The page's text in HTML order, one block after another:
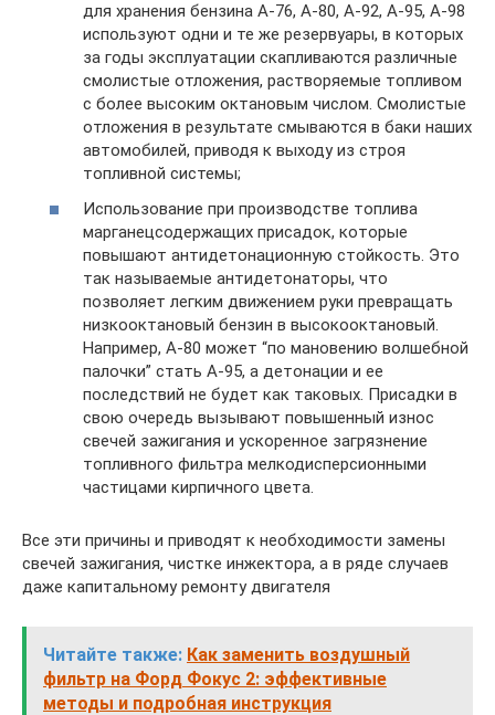
для хранения бензина А-76, А-80, А-92, А-95, А-98
используют одни и те же резервуары, в которых
за годы эксплуатации скапливаются различные
смолистые отложения, растворяемые топливом
с более высоким октановым числом. Смолистые
отложения в результате смываются в баки наших
автомобилей, приводя к выходу из строя
топливной системы;
Использование при производстве топлива
марганецсодержащих присадок, которые
повышают антидетонационную стойкость. Это
так называемые антидетонаторы, что
позволяет легким движением руки превращать
низкооктановый бензин в высокооктановый.
Например, А-80 может “по мановению волшебной
палочки” стать А-95, а детонации и ее
последствий не будет как таковых. Присадки в
свою очередь вызывают повышенный износ
свечей зажигания и ускоренное загрязнение
топливного фильтра мелкодисперсионными
частицами кирпичного цвета.
Все эти причины и приводят к необходимости замены
свечей зажигания, чистке инжектора, а в ряде случаев
даже капитальному ремонту двигателя
Читайте также: Как заменить воздушный
фильтр на Форд Фокус 2: эффективные
методы и подробная инструкция